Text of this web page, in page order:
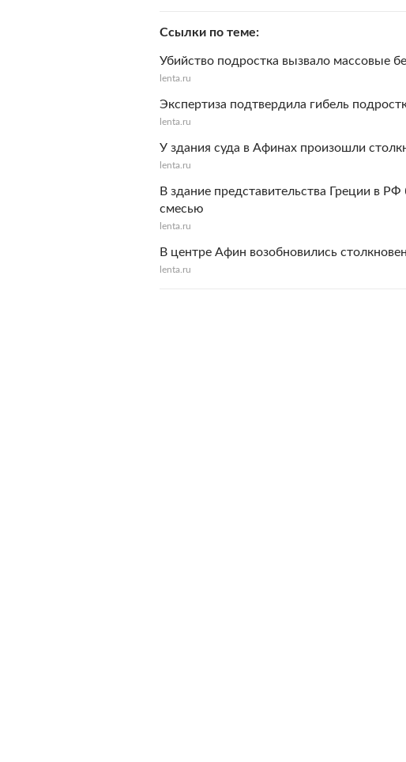
Ссылки по теме
Убийство подростка вызвало массовые
lenta.ru
Экспертиза подтвердила гибель
lenta.ru
У здания суда в Афинах произошли
lenta.ru
В здание представительства Греции в
смесью
lenta.ru
В центре Афин возобновились
lenta.ru